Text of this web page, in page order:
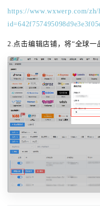
https://www.wxwerp.com/
2.点击编辑店铺，将“全球一